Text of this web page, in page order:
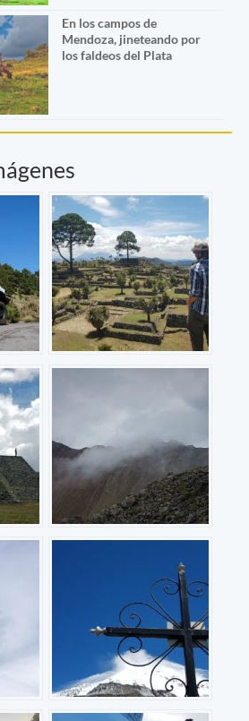
En los campos de
Mendoza, jineteando por
los faldeos del Plata